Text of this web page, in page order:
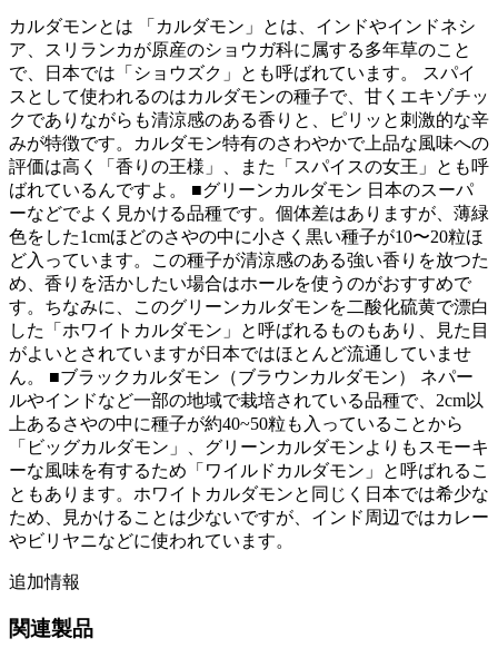
シ
ー
ド
Cardamom
Seeds
50g
(ホ
ー
ル)
イ
ン
ド
産
cardamom
(Urban
Natural)
(ス
パ
イ
ス
香
辛
料)
quantity
カルダモンとは 「カルダモン」とは、インドやインドネシ
ア、スリランカが原産のショウガ科に属する多年草のこと
で、日本では「ショウズク」とも呼ばれています。 スパイ
スとして使われるのはカルダモンの種子で、甘くエキゾチッ
クでありながらも清涼感のある香りと、ピリッと刺激的な辛
みが特徴です。カルダモン特有のさわやかで上品な風味への
評価は高く「香りの王様」、また「スパイスの女王」とも呼
ばれているんですよ。 ■グリーンカルダモン 日本のスーパ
ーなどでよく見かける品種です。個体差はありますが、薄緑
色をした1cmほどのさやの中に小さく黒い種子が10〜20粒ほ
ど入っています。この種子が清涼感のある強い香りを放つた
め、香りを活かしたい場合はホールを使うのがおすすめで
す。ちなみに、このグリーンカルダモンを二酸化硫黄で漂白
した「ホワイトカルダモン」と呼ばれるものもあり、見た目
がよいとされていますが日本ではほとんど流通していませ
ん。 ■ブラックカルダモン（ブラウンカルダモン） ネパー
ルやインドなど一部の地域で栽培されている品種で、2cm以
上あるさやの中に種子が約40~50粒も入っていることから
「ビッグカルダモン」、グリーンカルダモンよりもスモーキ
ーな風味を有するため「ワイルドカルダモン」と呼ばれるこ
ともあります。ホワイトカルダモンと同じく日本では希少な
ため、見かけることは少ないですが、インド周辺ではカレー
やビリヤニなどに使われています。
追加情報
関連製品